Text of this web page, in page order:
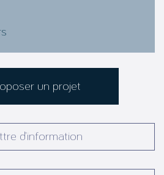
un projet
d’information